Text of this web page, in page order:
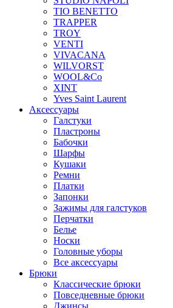
TIO BENETTO
TRAPPER
TROY
VENTI
VIVACANA
WILVORST
WOOL&Co
XINT
Yves Saint Laurent
Аксессуары
Галстуки
Пластроны
Бабочки
Шарфы
Кушаки
Ремни
Платки
Запонки
Зажимы для галстуков
Перчатки
Белье
Носки
Головные уборы
Все аксессуары
Брюки
Классические брюки
Повседневные брюки
Джинсы